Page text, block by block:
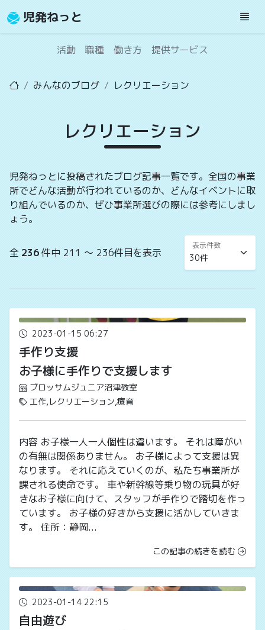
児発ねっと
活動 職種 働き方 提供サービス
みんなのブログ レクリエーション
レクリエーション
児発ねっとに投稿されたブログ記事一覧です。全国の事業
所でどんな活動が行われているのか、どんなイベントに取
り組んでいるのか、ぜひ事業所選びの際には参考にしまし
ょう。
全 236件中 211 〜 236件目を表示
表示件数
2023-01-15 06:27
手作り支援
お子様に手作りで支援します
ブロッサムジュニア沼津教室
工作,レクリエーション,療育
内容 お子様一人一人個性は違います。 それは障がい
の有無は関係ありません。 お子様によって支援は異
なります。 それに応えていくのが、私たち事業所が
課される使命です。 車や新幹線等乗り物の玩具が好
きなお子様に向けて、スタッフが手作りで踏切を作っ
ています。 お子様の好きから支援に活かしていきま
す。 住所：静岡...
この記事の続きを読む
2023-01-14 22:15
自由遊び